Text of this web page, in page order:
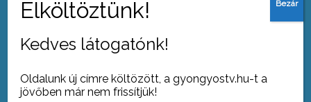
Kedves látogatónk!
Oldalunk új címre költözött, a gyongyostv.hu-t a
jövőben már nem frissítjük!